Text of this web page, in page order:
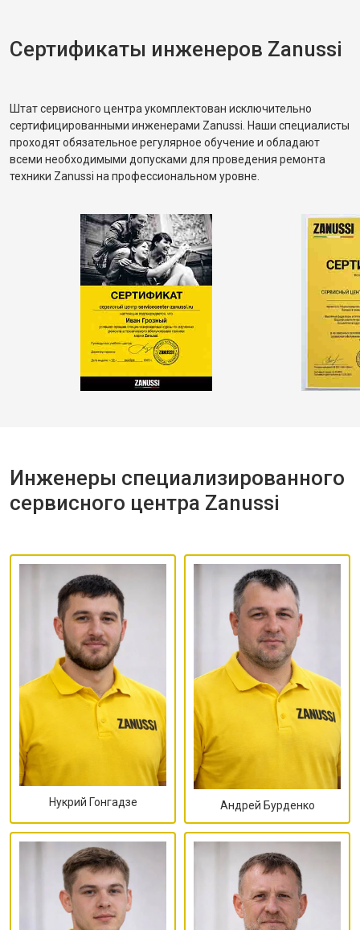
разбалансировка.
Сертификаты инженеров Zanussi
Штат сервисного центра укомплектован исключительно
сертифицированными инженерами Zanussi. Наши специалисты
проходят обязательное регулярное обучение и обладают
всеми необходимыми допусками для проведения ремонта
техники Zanussi на профессиональном уровне.
Инженеры специализированного
сервисного центра Zanussi
Нукрий Гонгадзе Андрей Бурденко